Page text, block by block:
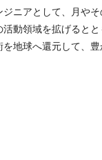
ニアとして、月や
動領域を拡げると
地球へ還元して、